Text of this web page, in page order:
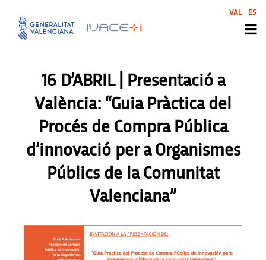
SIN CATEGORIZAR
16 D’ABRIL | Presentació a
València: “Guia Pràctica del
Procés de Compra Pública
d’innovació per a Organismes
Públics de la Comunitat
Valenciana”
VAL ES